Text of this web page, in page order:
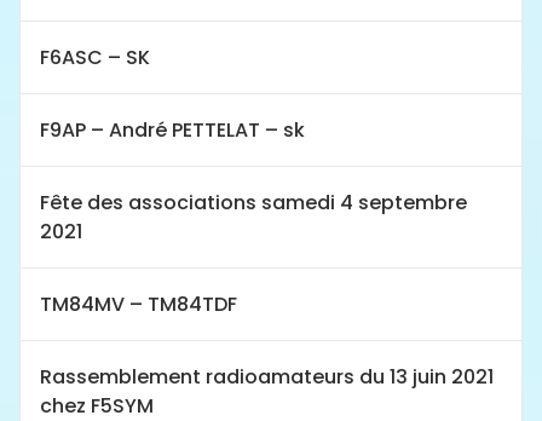
F6ASC – SK
F9AP – André PETTELAT – sk
Fête des associations samedi 4 septembre
2021
TM84MV – TM84TDF
Rassemblement radioamateurs du 13 juin 2021
chez F5SYM